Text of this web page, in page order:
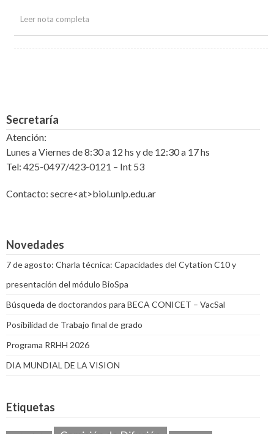
Leer nota completa
Secretaría
Atención:
Lunes a Viernes de 8:30 a 12 hs y de 12:30 a 17 hs
Tel: 425-0497/423-0121 – Int 53
Contacto: secre<at>biol.unlp.edu.ar
Novedades
7 de agosto: Charla técnica: Capacidades del Cytation C10 y
presentación del módulo BioSpa
Búsqueda de doctorandos para BECA CONICET – VacSal
Posibilidad de Trabajo final de grado
Programa RRHH 2026
DIA MUNDIAL DE LA VISION
Etiquetas